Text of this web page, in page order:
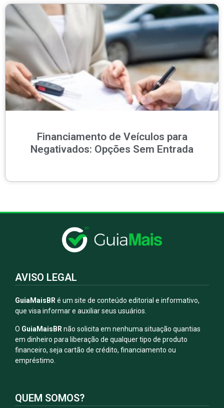
Financiamento de Veículos para
Negativados: Opções Sem Entrada
AVISO LEGAL
GuiaMaisBR é um site de conteúdo editorial e informativo,
que visa informar e auxiliar seus usuários.
O GuiaMaisBR não solicita em nenhuma situação quantias
em dinheiro para liberação de qualquer tipo de produto
financeiro, seja cartão de crédito, financiamento ou
empréstimo.
QUEM SOMOS?